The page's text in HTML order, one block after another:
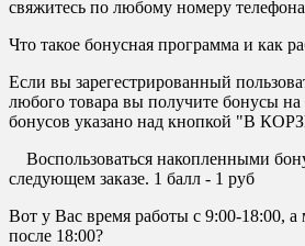
свяжитесь по любому номеру
Что такое бонусная программа и как
Если вы зарегестрированный
любого товара вы получите бонусы на
бонусов указано над кнопкой "В
Воспользоваться накопленными
следующем заказе. 1 балл - 1 руб
Вот у Вас время работы с 9:00-18:00, а
после 18:00?